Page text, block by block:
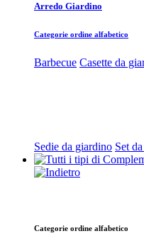
Arredo Giardino
Categorie ordine alfabetico
Barbecue Casette da
Sedie da giardino Set
Categorie ordine alfabetico